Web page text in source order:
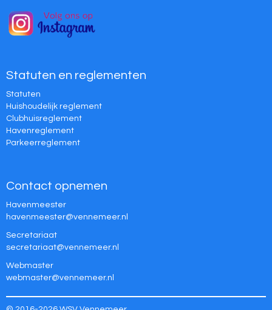
Statuten en reglementen
Statuten
Huishoudelijk reglement
Clubhuisreglement
Havenreglement
Parkeerreglement
Contact opnemen
Havenmeester
retseemnevah@vennemeer.nl
Secretariaat
taairaterces@vennemeer.nl
Webmaster
retsambew@vennemeer.nl